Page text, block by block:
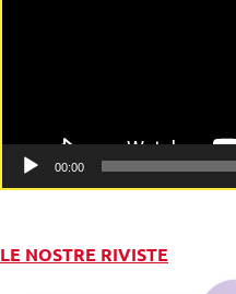
00:00
LE NOSTRE RIVISTE